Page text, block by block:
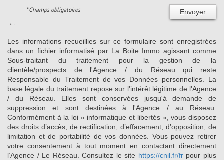
Envoyer
* Champs obligatoires
* :
Les informations recueillies sur ce formulaire sont enregistrées
dans un fichier informatisé par La Boite Immo agissant comme
Sous-traitant du traitement pour la gestion de la
clientèle/prospects de l'Agence / du Réseau qui reste
Responsable du Traitement de vos Données personnelles. La
base légale du traitement repose sur l'intérêt légitime de l'Agence
/ du Réseau. Elles sont conservées jusqu'à demande de
suppression et sont destinées à l'Agence / au Réseau.
Conformément à la loi « informatique et libertés », vous disposez
des droits d’accès, de rectification, d’effacement, d’opposition, de
limitation et de portabilité de vos données. Vous pouvez retirer
votre consentement à tout moment en contactant directement
l’Agence / Le Réseau. Consultez le site https://cnil.fr/frpour plus